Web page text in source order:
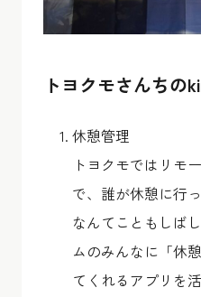
トヨクモさんちの
休憩管理
トヨクモではリモ
で、誰が休憩に行
なんてこともしば
ムのみんなに「休
てくれるアプリを